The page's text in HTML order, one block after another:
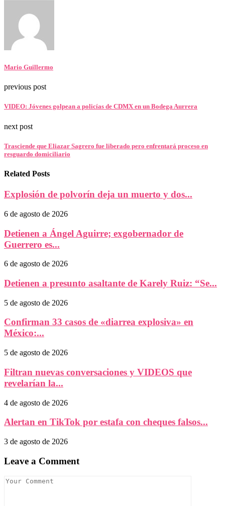
Mario Guillermo
previous post
VIDEO: Jóvenes golpean a policías de CDMX en un Bodega Aurrera
next post
Trasciende que Eliazar Sagrero fue liberado pero enfrentará proceso en
resguardo domiciliario
Related Posts
Explosión de polvorín deja un muerto y dos...
6 de agosto de 2026
Detienen a Ángel Aguirre; exgobernador de
Guerrero es...
6 de agosto de 2026
Detienen a presunto asaltante de Karely Ruiz: “Se...
5 de agosto de 2026
Confirman 33 casos de «diarrea explosiva» en
México:...
5 de agosto de 2026
Filtran nuevas conversaciones y VIDEOS que
revelarían la...
4 de agosto de 2026
Alertan en TikTok por estafa con cheques falsos...
3 de agosto de 2026
Leave a Comment